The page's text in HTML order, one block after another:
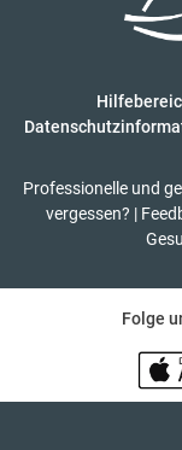
Professionelle und
vergessen? |
Folge